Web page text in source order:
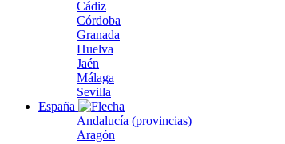
Cádiz
Córdoba
Granada
Huelva
Jaén
Málaga
Sevilla
España
Andalucía (provincias)
Aragón